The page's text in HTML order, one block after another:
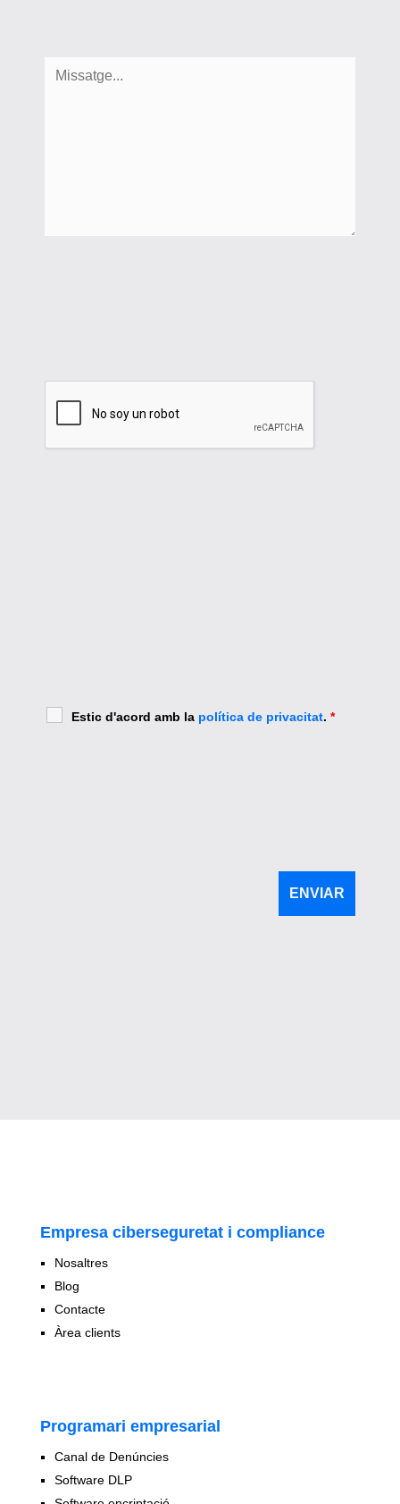
Estic d'acord amb lapolítica de privacitat. *
Empresa ciberseguretat i compliance
Nosaltres
Blog
Contacte
Àrea clients
Programari empresarial
Canal de Denúncies
Software DLP